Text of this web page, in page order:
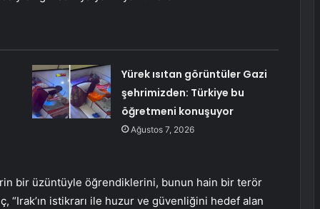
Yürek ısıtan görüntüler Gazi
şehrimizden: Türkiye bu
öğretmeni konuşuyor
Ağustos 7, 2026
bir üzüntüyle öğrendiklerini, bunun hain bir terör
“Irak’ın istikrarı ile huzur ve güvenliğini hedef alan